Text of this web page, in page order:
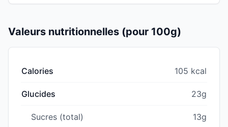
Valeurs nutritionnelles (pour 100g)
Calories 105 kcal
Glucides 23g
Sucres (total) 13g